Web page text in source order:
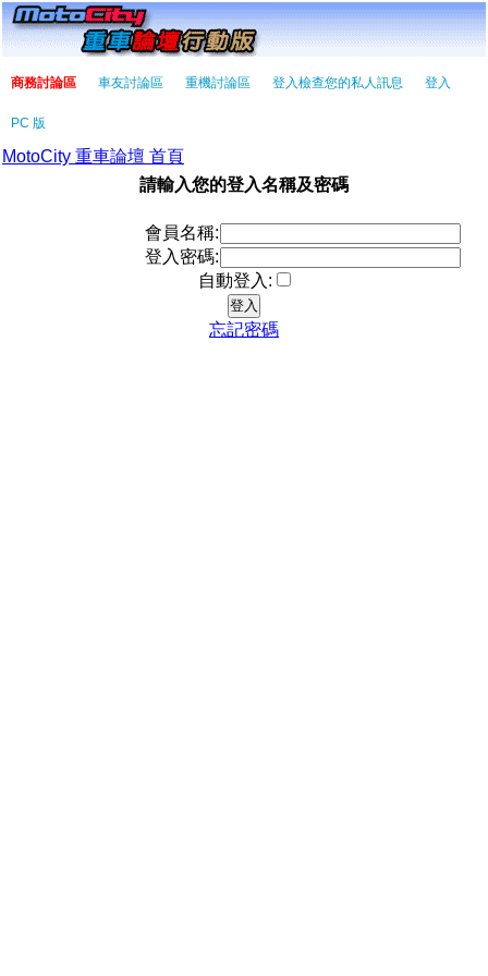
商務討論區 車友討論區 重機討論區 登入檢查您的私人訊息 登入
PC 版
MotoCity 重車論壇 首頁
請輸入您的登入名稱及密碼
會員名稱:
登入密碼:
自動登入:
忘記密碼